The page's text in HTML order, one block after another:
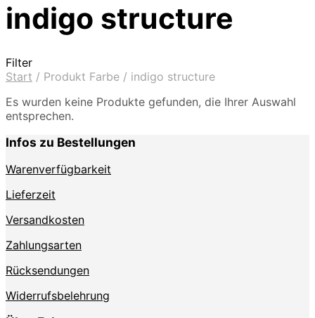
indigo structure
Filter
Start / Produkt Farbe / indigo structure
Es wurden keine Produkte gefunden, die Ihrer Auswahl
entsprechen.
Infos zu Bestellungen
Warenverfügbarkeit
Lieferzeit
Versandkosten
Zahlungsarten
Rücksendungen
Widerrufsbelehrung